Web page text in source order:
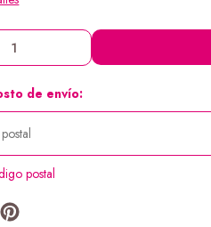
de envío:
postal